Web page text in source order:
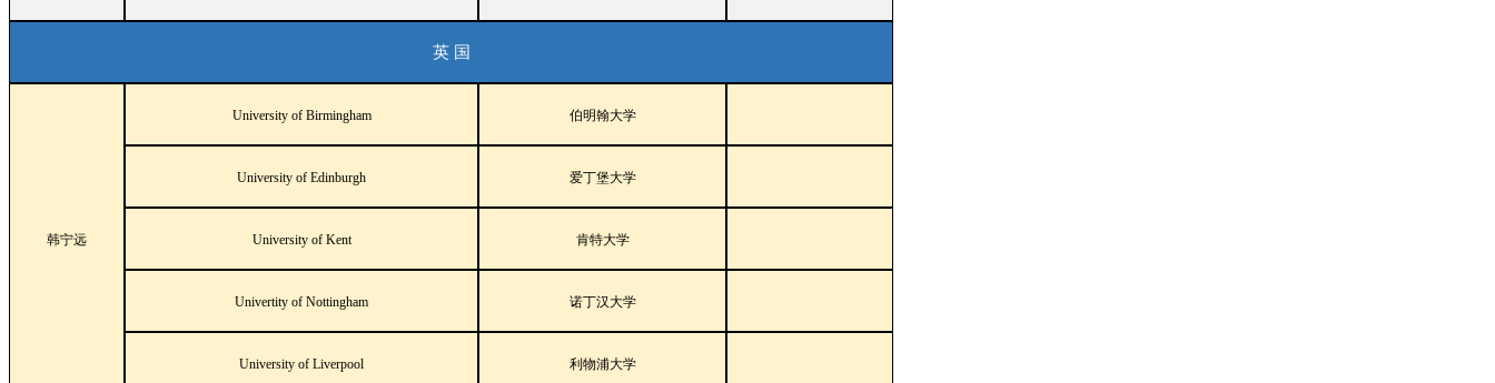
英 国
韩宁远
University of Birmingham 伯明翰大学
University of Edinburgh 爱丁堡大学
University of Kent 肯特大学
Univertity of Nottingham 诺丁汉大学
University of Liverpool 利物浦大学